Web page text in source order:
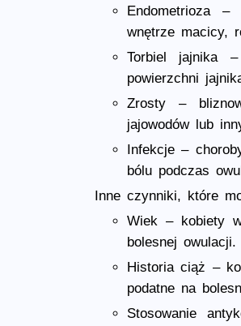
Endometrioza
wnętrze macicy,
Torbiel jajnika
powierzchni
Zrosty –
jajowodów lub
Infekcje –
bólu podczas
Inne czynniki, które
Wiek – kobiety
bolesnej owulacji.
Historia ciąż –
podatne na
Stosowanie